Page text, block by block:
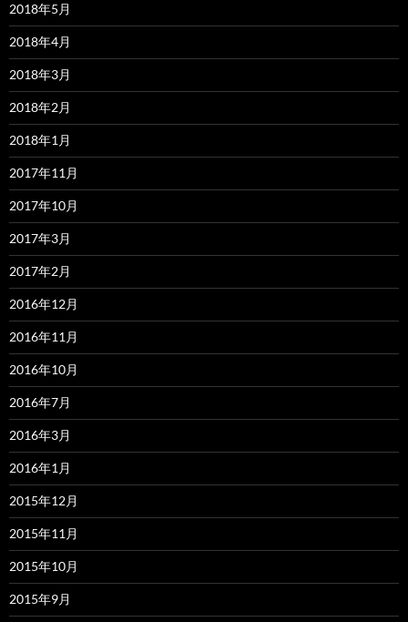
2018年5月
2018年4月
2018年3月
2018年2月
2018年1月
2017年11月
2017年10月
2017年3月
2017年2月
2016年12月
2016年11月
2016年10月
2016年7月
2016年3月
2016年1月
2015年12月
2015年11月
2015年10月
2015年9月